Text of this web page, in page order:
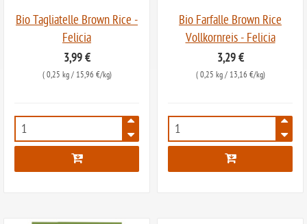
Bio Tagliatelle Brown Rice -
Felicia
3,99 €
( 0,25 kg/ 15,96 €/kg)
5630
Bio Farfalle Brown Rice
Vollkornreis - Felicia
3,29 €
( 0,25 kg/ 13,16 €/kg)
7120